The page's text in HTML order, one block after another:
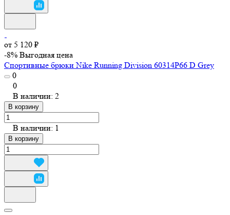
от 5 120 ₽
-8% Выгодная цена
Спортивные брюки Nike Running Division 60314P66 D Grey
0
0
В наличии: 2
В корзину
В наличии: 1
В корзину